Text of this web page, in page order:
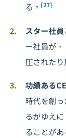
る。 [27]
スター社
ー社員が
圧された
功績ある
時代を創
るがゆえ
ることがあ